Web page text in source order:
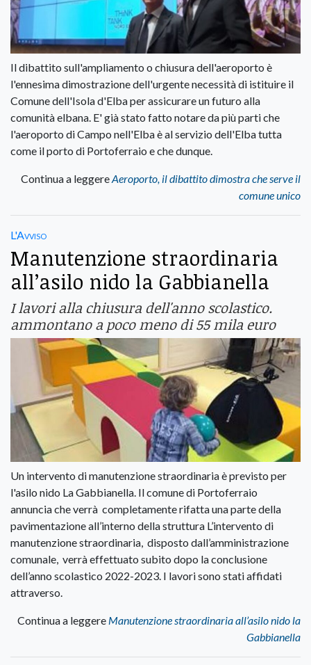
Il dibattito sull'ampliamento o chiusura dell'aeroporto è
l'ennesima dimostrazione dell'urgente necessità di istituire il
Comune dell'Isola d'Elba per assicurare un futuro alla
comunità elbana. E' già stato fatto notare da più parti che
l'aeroporto di Campo nell'Elba è al servizio dell'Elba tutta
come il porto di Portoferraio e che dunque.
Continua a leggereAeroporto, il dibattito dimostra che serve il
comune unico
L'Avviso
Manutenzione straordinaria
all’asilo nido la Gabbianella
I lavori alla chiusura dell'anno scolastico.
ammontano a poco meno di 55 mila euro
Un intervento di manutenzione straordinaria è previsto per
l'asilo nido La Gabbianella. Il comune di Portoferraio
annuncia che verrà completamente rifatta una parte della
pavimentazione all’interno della struttura L’intervento di
manutenzione straordinaria, disposto dall’amministrazione
comunale, verrà effettuato subito dopo la conclusione
dell’anno scolastico 2022-2023. I lavori sono stati affidati
attraverso.
Continua a leggere Manutenzione straordinaria all’asilo nido la
Gabbianella